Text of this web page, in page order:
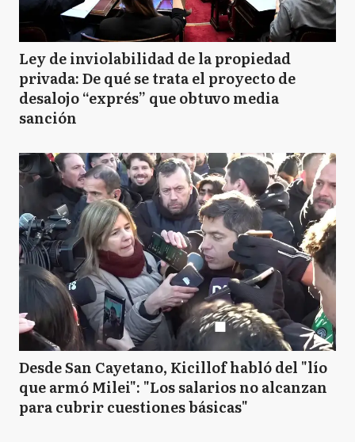
Ley de inviolabilidad de la propiedad
privada: De qué se trata el proyecto de
desalojo “exprés” que obtuvo media
sanción
Desde San Cayetano, Kicillof habló del "lío
que armó Milei": "Los salarios no alcanzan
para cubrir cuestiones básicas"